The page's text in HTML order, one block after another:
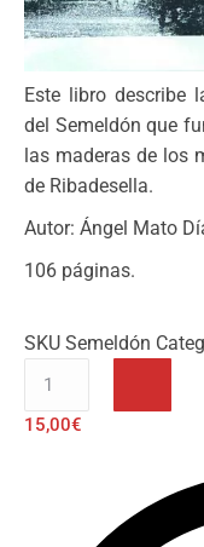
Este libro describe
del Semeldón que
las maderas de los
de Ribadesella.
Autor: Ángel Mato
106 páginas.
SKU Semeldón
Revista
nº
15,00€